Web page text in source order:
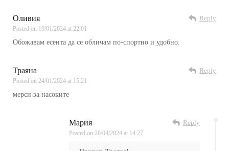
Оливия
Posted on 19/01/2024 at 22:01
Reply
Обожавам есента да се обличам по-спортно и удобно.
Траяна
Posted on 24/01/2024 at 15:21
Reply
мерси за насоките
Мария
Posted on 28/04/2024 at 14:27
Reply